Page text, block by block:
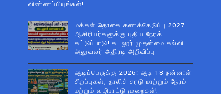
விண்ணப்பியுங்கள்!
மக்கள் தொகை கணக்கெடுப்பு 2027:
ஆசிரியர்களுக்கு புதிய நேரக்
கட்டுப்பாடு! கடலூர் முதன்மை கல்வி
அலுவலர் அதிரடி அறிவிப்பு
ஆடிப்பெருக்கு 2026: ஆடி 18 நன்னாள்
சிறப்புகள், தாலிச் சரடு மாற்றும் நேரம்
மற்றும் வழிபாட்டு முறைகள்!